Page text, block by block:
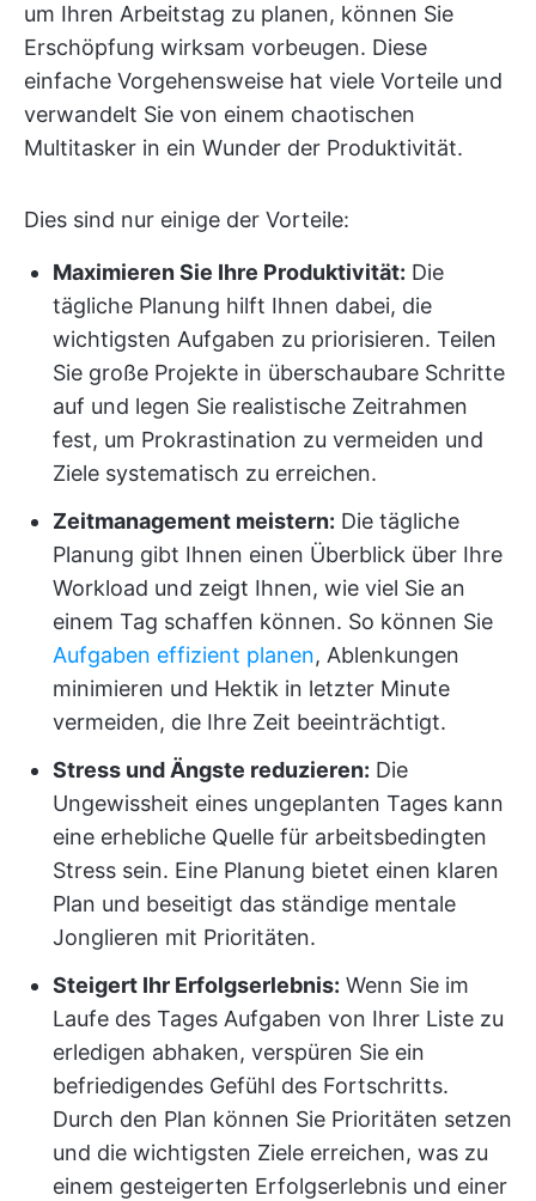
um Ihren Arbeitstag zu planen, können Sie
Erschöpfung wirksam vorbeugen. Diese
einfache Vorgehensweise hat viele Vorteile und
verwandelt Sie von einem chaotischen
Multitasker in ein Wunder der Produktivität.
Dies sind nur einige der Vorteile:
Maximieren Sie Ihre Produktivität: Die
tägliche Planung hilft Ihnen dabei, die
wichtigsten Aufgaben zu priorisieren. Teilen
Sie große Projekte in überschaubare Schritte
auf und legen Sie realistische Zeitrahmen
fest, um Prokrastination zu vermeiden und
Ziele systematisch zu erreichen.
Zeitmanagement meistern: Die tägliche
Planung gibt Ihnen einen Überblick über Ihre
Workload und zeigt Ihnen, wie viel Sie an
einem Tag schaffen können. So können Sie
Aufgaben effizient planen, Ablenkungen
minimieren und Hektik in letzter Minute
vermeiden, die Ihre Zeit beeinträchtigt.
Stress und Ängste reduzieren: Die
Ungewissheit eines ungeplanten Tages kann
eine erhebliche Quelle für arbeitsbedingten
Stress sein. Eine Planung bietet einen klaren
Plan und beseitigt das ständige mentale
Jonglieren mit Prioritäten.
Steigert Ihr Erfolgserlebnis: Wenn Sie im
Laufe des Tages Aufgaben von Ihrer Liste zu
erledigen abhaken, verspüren Sie ein
befriedigendes Gefühl des Fortschritts.
Durch den Plan können Sie Prioritäten setzen
und die wichtigsten Ziele erreichen, was zu
einem gesteigerten Erfolgserlebnis und einer